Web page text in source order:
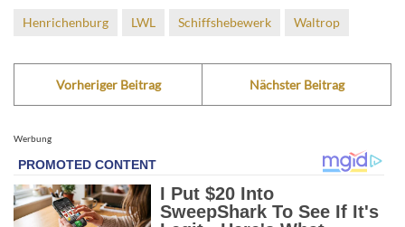
Henrichenburg LWL Schiffshebewerk Waltrop
Vorheriger Beitrag Nächster Beitrag
Werbung